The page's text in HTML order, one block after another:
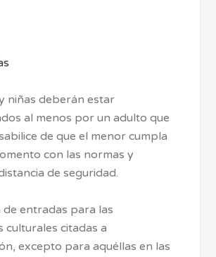
niñas deberán estar
al menos por un adulto que
de que el menor cumpla
con las normas y
de seguridad.
de entradas para las
culturales citadas a
excepto para aquéllas en las